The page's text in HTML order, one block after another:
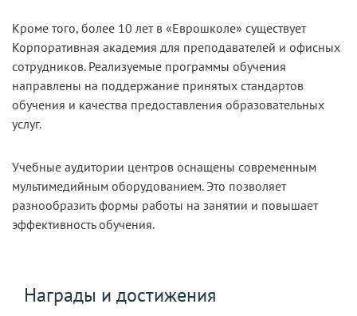
Кроме того, более 10 лет в «Еврошколе» существует
Корпоративная академия для преподавателей и офисных
сотрудников. Реализуемые программы обучения
направлены на поддержание принятых стандартов
обучения и качества предоставления образовательных
услуг.
Учебные аудитории центров оснащены современным
мультимедийным оборудованием. Это позволяет
разнообразить формы работы на занятии и повышает
эффективность обучения.
Награды и достижения